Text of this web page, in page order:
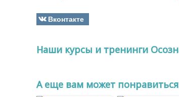
Вконтакте
Наши курсы и тренинги
A еще вам может